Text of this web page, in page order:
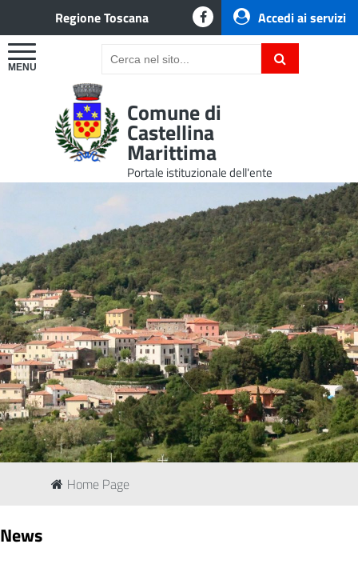
Accedi ai servizi
Regione Toscana
Comune di
Castellina
Marittima
Portale istituzionale dell'ente
Home Page
News